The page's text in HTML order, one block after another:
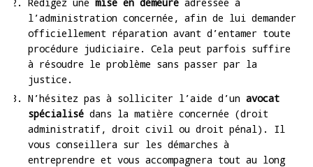
l’administration concernée, afin de lui demander
officiellement réparation avant d’entamer toute
procédure judiciaire. Cela peut parfois suffire
à résoudre le problème sans passer par la
justice.
N’hésitez pas à solliciter l’aide d’un avocat
spécialisé dans la matière concernée (droit
administratif, droit civil ou droit pénal). Il
vous conseillera sur les démarches à
entreprendre et vous accompagnera tout au long